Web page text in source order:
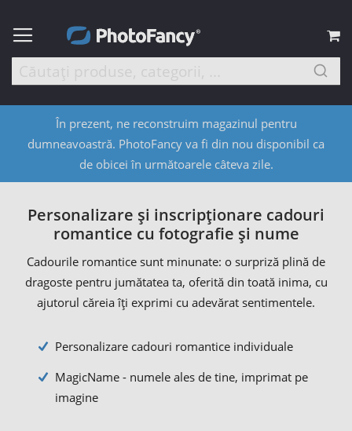
În prezent, ne reconstruim magazinul pentru
dumneavoastră. PhotoFancy va fi din nou disponibil ca
de obicei în următoarele câteva zile.
Personalizare și inscripționare cadouri
romantice cu fotografie și nume
Cadourile romantice sunt minunate: o surpriză plină de
dragoste pentru jumătatea ta, oferită din toată inima, cu
ajutorul căreia îți exprimi cu adevărat sentimentele.
Personalizare cadouri romantice individuale
MagicName - numele ales de tine, imprimat pe
imagine